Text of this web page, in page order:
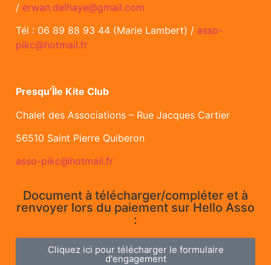
/ erwan.delhaye@gmail.com
Tél : 06 89 88 93 44 (Marie Lambert) / asso-
pikc@hotmail.fr
Presqu’Île Kite Club
Chalet des Associations – Rue Jacques Cartier
56510 Saint Pierre Quiberon
asso-pikc@hotmail.fr
Document à télécharger/compléter et à
renvoyer lors du paiement sur Hello Asso
:
Cliquez ici pour télécharger le formulaire
d'engagement